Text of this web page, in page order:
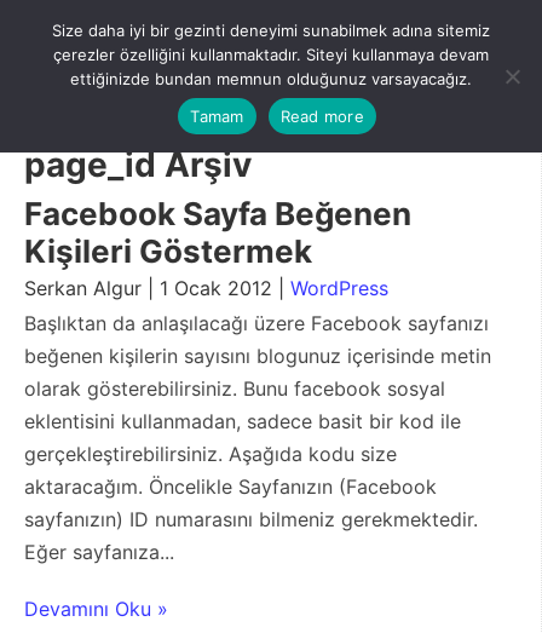
content
Menu
page_id Arşiv
Facebook Sayfa Beğenen
Kişileri Göstermek
Serkan Algur | 1 Ocak 2012 | WordPress
Başlıktan da anlaşılacağı üzere Facebook sayfanızı
beğenen kişilerin sayısını blogunuz içerisinde metin
olarak gösterebilirsiniz. Bunu facebook sosyal
eklentisini kullanmadan, sadece basit bir kod ile
gerçekleştirebilirsiniz. Aşağıda kodu size
aktaracağım. Öncelikle Sayfanızın (Facebook
sayfanızın) ID numarasını bilmeniz gerekmektedir.
Eğer sayfanıza...
Devamını Oku »
Size daha iyi bir gezinti deneyimi sunabilmek adına sitemiz
çerezler özelliğini kullanmaktadır. Siteyi kullanmaya devam
ettiğinizde bundan memnun olduğunuz varsayacağız.
Tamam
Read more